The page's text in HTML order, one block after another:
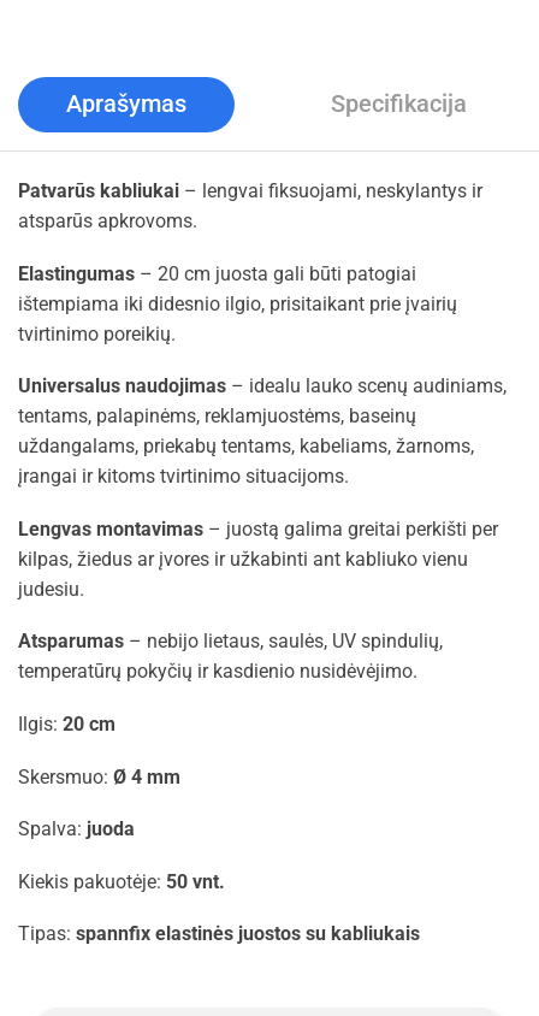
Aprašymas Specifikacija
Patvarūs kabliukai – lengvai fiksuojami, neskylantys ir
atsparūs apkrovoms.
Elastingumas – 20 cm juosta gali būti patogiai
ištempiama iki didesnio ilgio, prisitaikant prie įvairių
tvirtinimo poreikių.
Universalus naudojimas – idealu lauko scenų audiniams,
tentams, palapinėms, reklamjuostėms, baseinų
uždangalams, priekabų tentams, kabeliams, žarnoms,
įrangai ir kitoms tvirtinimo situacijoms.
Lengvas montavimas – juostą galima greitai perkišti per
kilpas, žiedus ar įvores ir užkabinti ant kabliuko vienu
judesiu.
Atsparumas – nebijo lietaus, saulės, UV spindulių,
temperatūrų pokyčių ir kasdienio nusidėvėjimo.
Ilgis: 20 cm
Skersmuo: Ø 4 mm
Spalva: juoda
Kiekis pakuotėje: 50 vnt.
Tipas: spannfix elastinės juostos su kabliukais